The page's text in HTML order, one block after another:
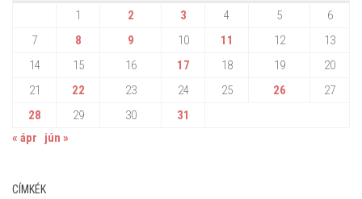
1
2 3 4 5
6
7
8 9 10 11 12
13
14
15 16 17 18 19
20
21
22 23 24 25 26
27
28
29 30
31
« ápr
jún »
CÍMKÉK